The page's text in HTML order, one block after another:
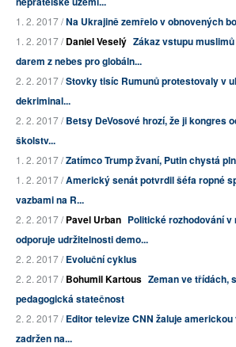
1. 2. 2017 /Na Ukrajině zemřelo v obnovených
1. 2. 2017 /Daniel Veselý Zákaz vstupu
darem z nebes pro globáln...
2. 2. 2017 /Stovky tisíc Rumunů protestovaly v
dekriminal...
2. 2. 2017 /Betsy DeVosové hrozí, že ji kongres
školstv...
1. 2. 2017 /Zatímco Trump žvaní, Putin chystá
1. 2. 2017 /Americký senát potvrdil šéfa ropné
vazbami na R...
2. 2. 2017 /Pavel Urban Politické rozhodování
odporuje udržitelnosti demo...
2. 2. 2017 /Evoluční cyklus
2. 2. 2017 /Bohumil Kartous Zeman ve třídách,
pedagogická statečnost
2. 2. 2017 /Editor televize CNN žaluje americkou
zadržen na...